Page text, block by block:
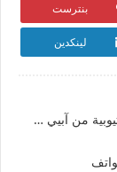
بنترست
لينكدين
السودان يدعو الأمم المتحدة إلى سحب القوات الإثيوبية من آبيي لافتقادها الحيادية